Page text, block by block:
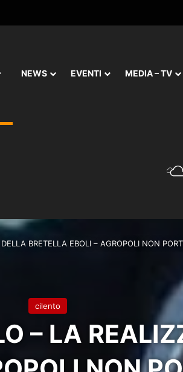
HOMENEWS EVENTI MEDIA – TV
BRETELLA EBOLI – AGROPOLI NON
cilento
– LA